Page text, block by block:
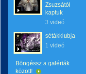
Zsuzsától
kaptuk
3 videó
sétákklubja
1 videó
Böngéssz a galériák
között!